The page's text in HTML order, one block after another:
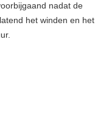
nadat de
het winden en het